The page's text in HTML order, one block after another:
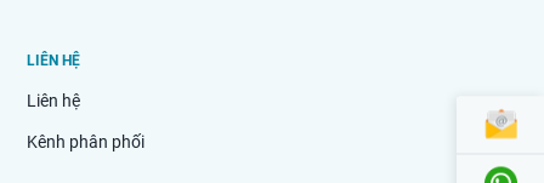
LIÊN HỆ
Liên hệ
Kênh phân phối